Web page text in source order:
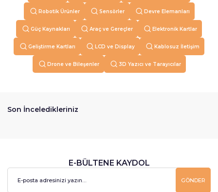
Robotik Ürünler Sensörler Devre Elemanları
Güç Kaynakları Araç ve Gereçler Elektronik Kartlar
Geliştirme Kartları LCD ve Display Kablosuz İletişim
Drone ve Bileşenler 3D Yazıcı ve Tarayıcılar
Son İnceledikleriniz
E-BÜLTENE KAYDOL
GÖNDER